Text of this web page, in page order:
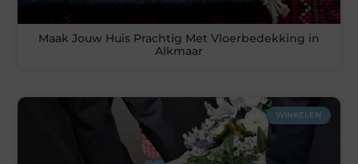
Maak Jouw Huis Prachtig Met Vloerbedekking in
Alkmaar
WINKELEN